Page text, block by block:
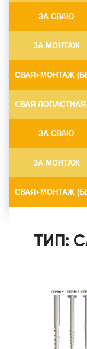
ЗА СВАЮ
ЗА МОНТАЖ
ЗА СВАЮ
ЗА МОНТАЖ
ТИП: